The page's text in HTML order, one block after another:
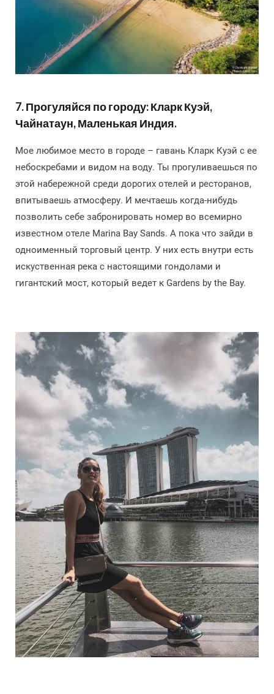
7. Прогуляйся по городу: Кларк Куэй,
Чайнатаун, Маленькая Индия.
Мое любимое место в городе – гавань Кларк Куэй с ее
небоскребами и видом на воду. Ты прогуливаешься по
этой набережной среди дорогих отелей и ресторанов,
впитываешь атмосферу. И мечтаешь когда-нибудь
позволить себе забронировать номер во всемирно
известном отеле Marina Bay Sands. А пока что зайди в
одноименный торговый центр. У них есть внутри есть
искуственная река с настоящими гондолами и
гигантский мост, который ведет к Gardens by the Bay.